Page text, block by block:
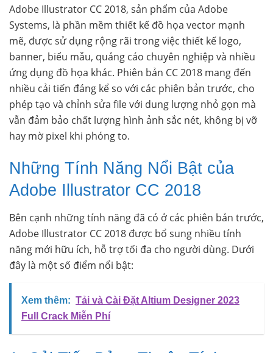
Adobe Illustrator CC 2018, sản phẩm của Adobe
Systems, là phần mềm thiết kế đồ họa vector mạnh
mẽ, được sử dụng rộng rãi trong việc thiết kế logo,
banner, biểu mẫu, quảng cáo chuyên nghiệp và nhiều
ứng dụng đồ họa khác. Phiên bản CC 2018 mang đến
nhiều cải tiến đáng kể so với các phiên bản trước, cho
phép tạo và chỉnh sửa file với dung lượng nhỏ gọn mà
vẫn đảm bảo chất lượng hình ảnh sắc nét, không bị vỡ
hay mờ pixel khi phóng to.
Những Tính Năng Nổi Bật của
Adobe Illustrator CC 2018
Bên cạnh những tính năng đã có ở các phiên bản trước,
Adobe Illustrator CC 2018 được bổ sung nhiều tính
năng mới hữu ích, hỗ trợ tối đa cho người dùng. Dưới
đây là một số điểm nổi bật:
Xem thêm: Tải và Cài Đặt Altium Designer 2023
Full Crack Miễn Phí